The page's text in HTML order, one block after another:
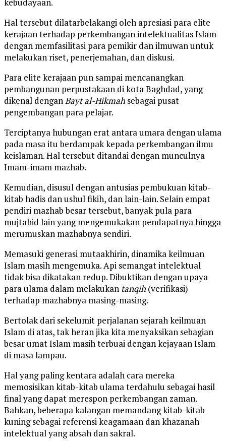
kebudayaan.
Hal tersebut dilatarbelakangi oleh apresiasi para elite
kerajaan terhadap perkembangan intelektualitas Islam
dengan memfasilitasi para pemikir dan ilmuwan untuk
melakukan riset, penerjemahan, dan diskusi.
Para elite kerajaan pun sampai mencanangkan
pembangunan perpustakaan di kota Baghdad, yang
dikenal denganBayt al-Hikmah sebagai pusat
pengembangan para pelajar.
Terciptanya hubungan erat antara umara dengan ulama
pada masa itu berdampak kepada perkembangan ilmu
keislaman. Hal tersebut ditandai dengan munculnya
Imam-imam mazhab.
Kemudian, disusul dengan antusias pembukuan kitab-
kitab hadis dan ushul fikih, dan lain-lain. Selain empat
pendiri mazhab besar tersebut, banyak pula para
mujtahid lain yang mengemukakan pendapatnya hingga
merumuskan mazhabnya sendiri.
Memasuki generasi mutaakhirin, dinamika keilmuan
Islam masih mengemuka. Api semangat intelektual
tidak bisa dikatakan redup. Dibuktikan dengan upaya
para ulama dalam melakukan tanqih (verifikasi)
terhadap mazhabnya masing-masing.
Bertolak dari sekelumit perjalanan sejarah keilmuan
Islam di atas, tak heran jika kita menyaksikan sebagian
besar umat Islam masih terbuai dengan kejayaan Islam
di masa lampau.
Hal yang paling kentara adalah cara mereka
memosisikan kitab-kitab ulama terdahulu sebagai hasil
final yang dapat merespon perkembangan zaman.
Bahkan, beberapa kalangan memandang kitab-kitab
kuning sebagai referensi keagamaan dan khazanah
intelektual yang absah dan sakral.